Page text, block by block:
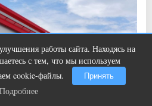
работы сайта. Находясь на
с тем, что мы используем
cookie-файлы.
Принять
Подробнее
невесты оставит вас без
Пересмотрела 10 раз